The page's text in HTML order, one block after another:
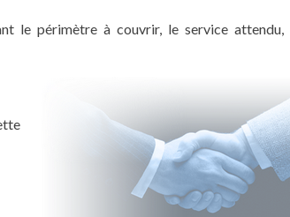
le périmètre à couvrir, le service attendu,